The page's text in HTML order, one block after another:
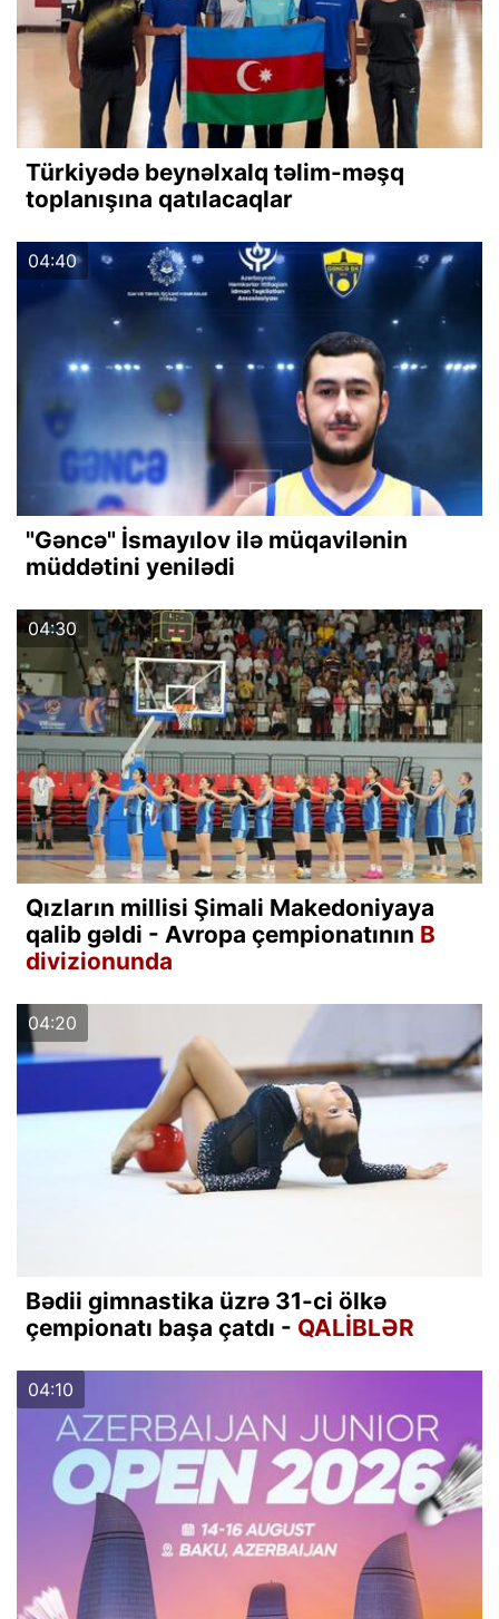
Türkiyədə beynəlxalq təlim-məşq
toplanışına qatılacaqlar
04:40
"Gəncə" İsmayılov ilə müqavilənin
müddətini yenilədi
04:30
Qızların millisi Şimali Makedoniyaya
qalib gəldi - Avropa çempionatının B
divizionunda
04:20
Bədii gimnastika üzrə 31-ci ölkə
çempionatı başa çatdı - QALİBLƏR
04:10